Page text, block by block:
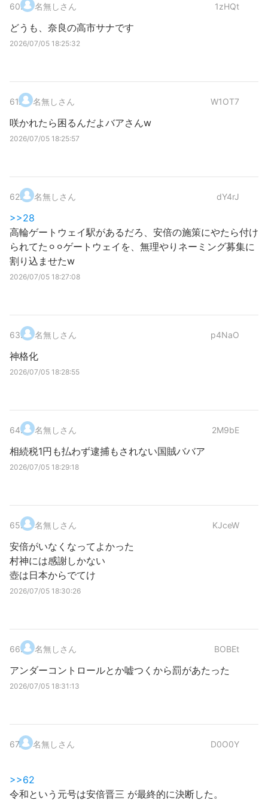
60. 名無しさん 1zHQt
どうも、奈良の高市サナです
2026/07/05 18:25:32
61. 名無しさん W1OT7
咲かれたら困るんだよバアさんw
2026/07/05 18:25:57
62. 名無しさん dY4rJ
>>28
高輪ゲートウェイ駅があるだろ、安倍の施策にやたら付け
られてた⚪︎⚪︎ゲートウェイを、無理やりネーミング募集に
割り込ませたw
2026/07/05 18:27:08
63. 名無しさん p4NaO
神格化
2026/07/05 18:28:55
64. 名無しさん 2M9bE
相続税1円も払わず逮捕もされない国賊ババア
2026/07/05 18:29:18
65. 名無しさん KJceW
安倍がいなくなってよかった
村神には感謝しかない
壺は日本からでてけ
2026/07/05 18:30:26
66. 名無しさん BOBEt
アンダーコントロールとか嘘つくから罰があたった
2026/07/05 18:31:13
67. 名無しさん D0O0Y
>>62
令和という元号は安倍晋三 が最終的に決断した。